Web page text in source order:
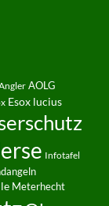
AOLG
Esox lucius
Infotafel
Meterhecht